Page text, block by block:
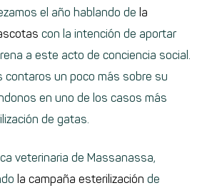
el año hablando de la
con la intención de aportar
a este acto de conciencia social.
contaros un poco más sobre su
en uno de los casos más
de gatas.
veterinaria de Massanassa,
la campaña esterilización de